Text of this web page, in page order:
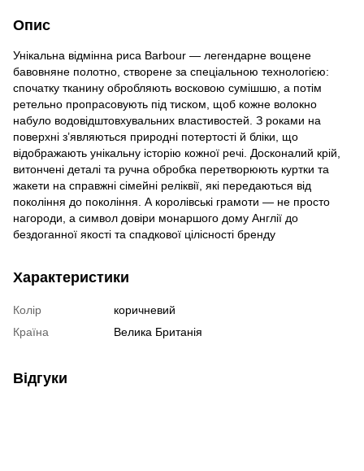
Опис
Унікальна відмінна риса Barbour — легендарне вощене
бавовняне полотно, створене за спеціальною технологією:
спочатку тканину обробляють восковою сумішшю, а потім
ретельно пропрасовують під тиском, щоб кожне волокно
набуло водовідштовхувальних властивостей. З роками на
поверхні з’являються природні потертості й бліки, що
відображають унікальну історію кожної речі. Досконалий крій,
витончені деталі та ручна обробка перетворюють куртки та
жакети на справжні сімейні реліквії, які передаються від
покоління до покоління. А королівські грамоти — не просто
нагороди, а символ довіри монаршого дому Англії до
бездоганної якості та спадкової цілісності бренду
Характеристики
Колір
коричневий
Країна
Велика Британія
Відгуки